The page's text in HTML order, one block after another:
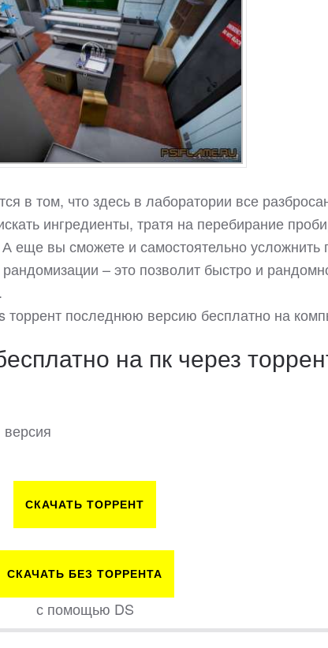
в том, что здесь в лаборатории все
ингредиенты, тратя на перебирание
еще вы сможете и самостоятельно усложнить
– это позволит быстро и
торрент последнюю версию бесплатно на
на пк через
СКАЧАТЬ ТОРРЕНТ
СКАЧАТЬ БЕЗ ТОРРЕНТА
с помощью DS